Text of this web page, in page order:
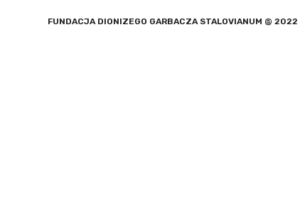
FUNDACJA DIONIZEGO GARBACZA STALOVIANUM @ 2022